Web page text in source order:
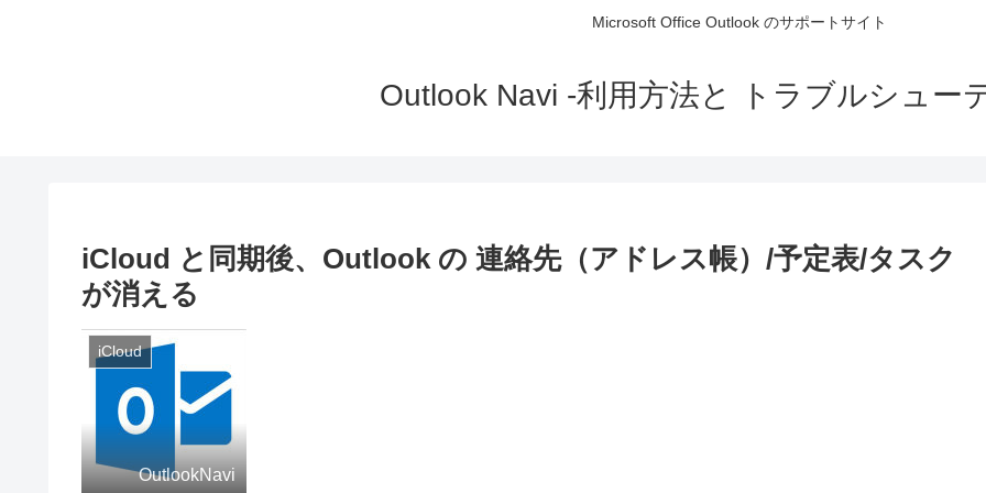
Microsoft Office Outlook のサポートサイト
Outlook Navi -利用方法と トラブルシュー
iCloud と同期後、Outlook の 連絡先（アドレス帳）/予定表/タスク
が消える
iCloud
OutlookNavi